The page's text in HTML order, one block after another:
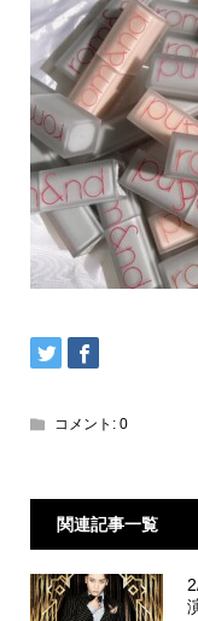
コメント: 0
関連記事一覧